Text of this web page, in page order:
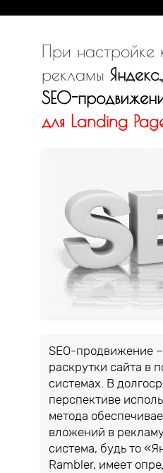
При настройке
рекламы
SEO-
для Landing
SEO-продвижение
раскрутки сайта в
системах. В
перспективе
метода
вложений в
система, будь то
Rambler, имеет